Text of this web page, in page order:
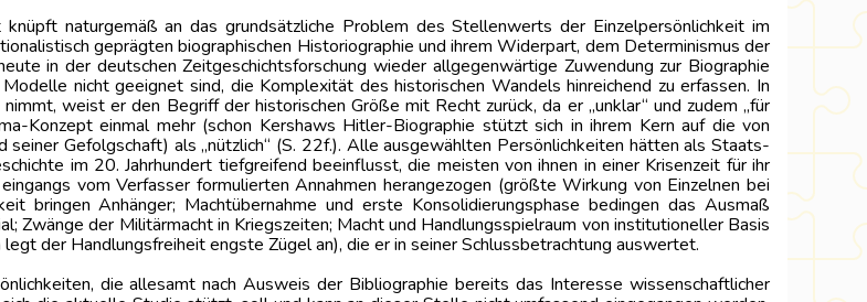
naturgemäß an das grundsätzliche Problem des Stellenwerts der Einzelpersönlichkeit im
geprägten biographischen Historiographie und ihrem Widerpart, dem Determinismus der
in der deutschen Zeitgeschichtsforschung wieder allgegenwärtige Zuwendung zur Biographie
nicht geeignet sind, die Komplexität des historischen Wandels hinreichend zu erfassen. In
weist er den Begriff der historischen Größe mit Recht zurück, da er „unklar“ und zudem „für
Konzept einmal mehr (schon Kershaws Hitler-Biographie stützt sich in ihrem Kern auf die von
Gefolgschaft) als „nützlich“ (S. 22f.). Alle ausgewählten Persönlichkeiten hätten als Staats-
im 20. Jahrhundert tiefgreifend beeinflusst, die meisten von ihnen in einer Krisenzeit für ihr
vom Verfasser formulierten Annahmen herangezogen (größte Wirkung von Einzelnen bei
bringen Anhänger; Machtübernahme und erste Konsolidierungsphase bedingen das Ausmaß
Zwänge der Militärmacht in Kriegszeiten; Macht und Handlungsspielraum von institutioneller Basis
der Handlungsfreiheit engste Zügel an), die er in seiner Schlussbetrachtung auswertet.
die allesamt nach Ausweis der Bibliographie bereits das Interesse wissenschaftlicher